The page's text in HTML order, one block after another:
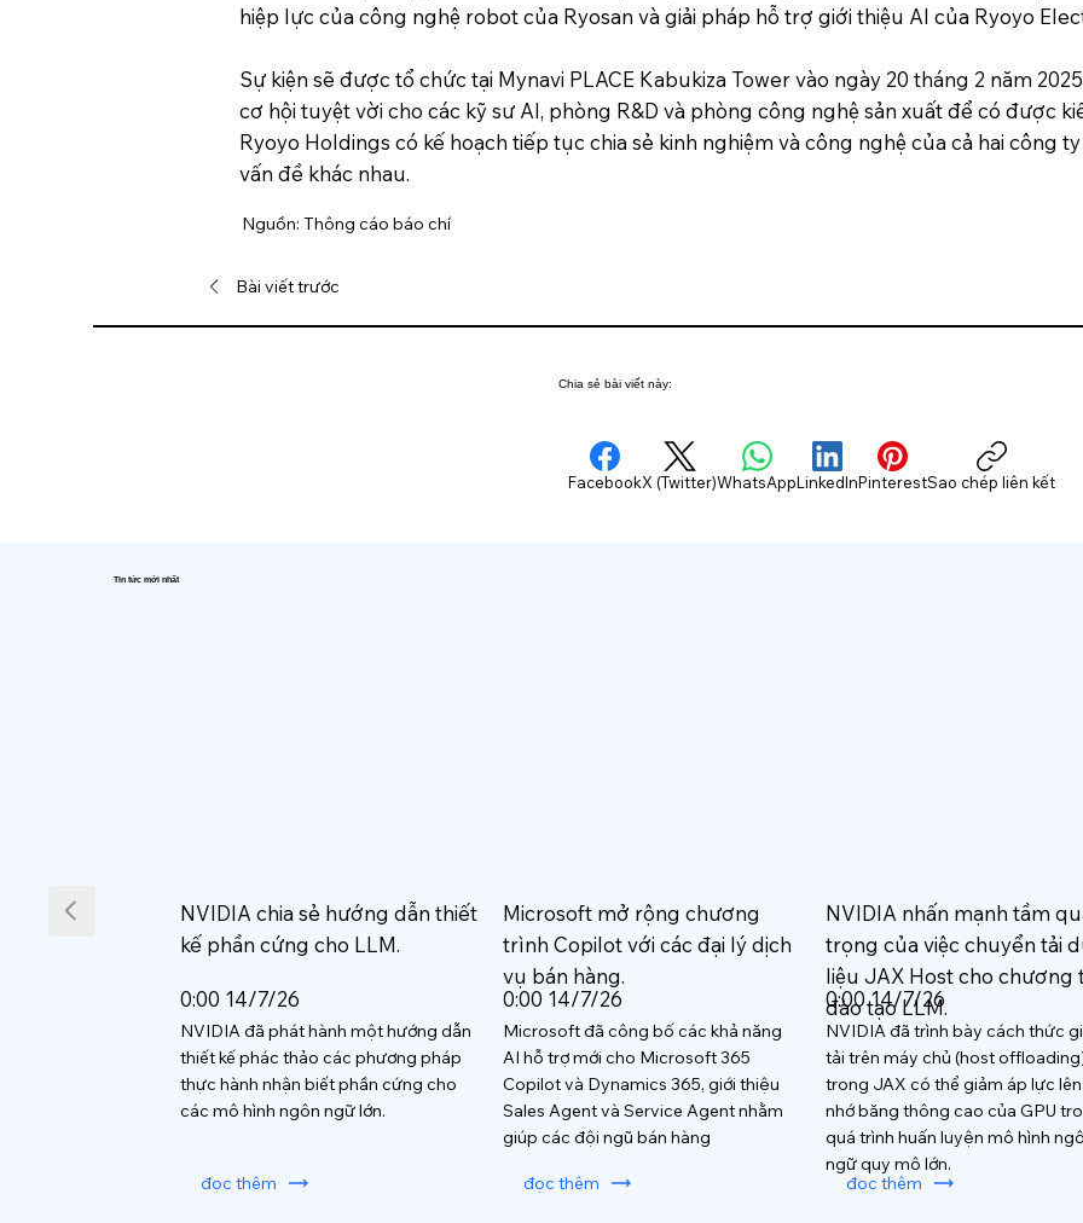
hiệp lực của công nghệ robot của Ryosan và giải pháp hỗ trợ giới thiệu AI của Ryoyo
Sự kiện sẽ được tổ chức tại Mynavi PLACE Kabukiza Tower vào ngày 20 tháng 2 năm
cơ hội tuyệt vời cho các kỹ sư AI, phòng R&D và phòng công nghệ sản xuất để có được
Ryoyo Holdings có kế hoạch tiếp tục chia sẻ kinh nghiệm và công nghệ của cả hai công
vấn đề khác nhau.
Nguồn: Thông cáo báo chí
Bài viết trước
Chia sẻ bài viết này:
FacebookX (Twitter)WhatsAppLinkedInPinterestSao chép liên kết
Tin tức mới nhất
NVIDIA chia sẻ hướng dẫn thiết
kế phần cứng cho LLM.
0:00 14/7/26
NVIDIA đã phát hành một hướng dẫn
thiết kế phác thảo các phương pháp
thực hành nhận biết phần cứng cho
các mô hình ngôn ngữ lớn.
đọc thêm
Microsoft mở rộng chương
trình Copilot với các đại lý dịch
vụ bán hàng.
0:00 14/7/26
Microsoft đã công bố các khả năng
AI hỗ trợ mới cho Microsoft 365
Copilot và Dynamics 365, giới thiệu
Sales Agent và Service Agent nhằm
giúp các đội ngũ bán hàng
đọc thêm
NVIDIA nhấn mạnh tầm
trọng của việc chuyển tải
liệu JAX Host cho chương
đào tạo LLM.
0:00 14/7/26
NVIDIA đã trình bày cách thức
tải trên máy chủ (host
trong JAX có thể giảm áp lực
nhớ băng thông cao của GPU
quá trình huấn luyện mô hình
ngữ quy mô lớn.
đọc thêm